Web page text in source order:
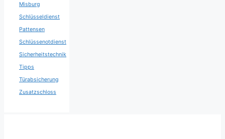
Misburg
Schlüsseldienst
Pattensen
Schlüssenotdienst
Sicherheitstechnik
Tipps
Türabsicherung
Zusatzschloss